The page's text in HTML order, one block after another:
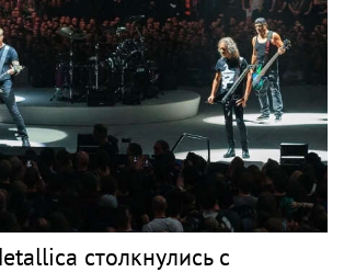
столкнулись с